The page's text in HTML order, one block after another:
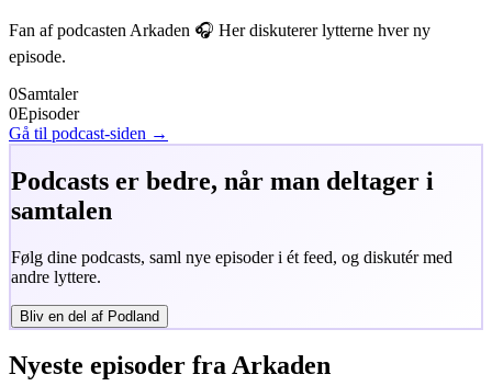
Fan af podcasten Arkaden 🎧 Her diskuterer lytterne hver ny
episode.
0Samtaler
0Episoder
Gå til podcast-siden →
Podcasts er bedre, når man deltager i
samtalen
Følg dine podcasts, saml nye episoder i ét feed, og diskutér med
andre lyttere.
Bliv en del af Podland
Nyeste episoder fraArkaden